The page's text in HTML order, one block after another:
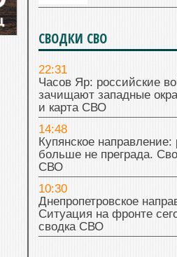
СВОДКИ СВО
22:31
Часов Яр: российские
зачищают западные
и карта СВО
14:48
Купянское направление:
больше не преграда.
СВО
10:30
Днепропетровское
Ситуация на фронте
сводка СВО